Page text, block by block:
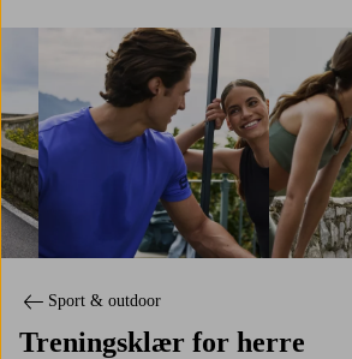
Shopp her
Sport & outdoor
Treningsklær for herre